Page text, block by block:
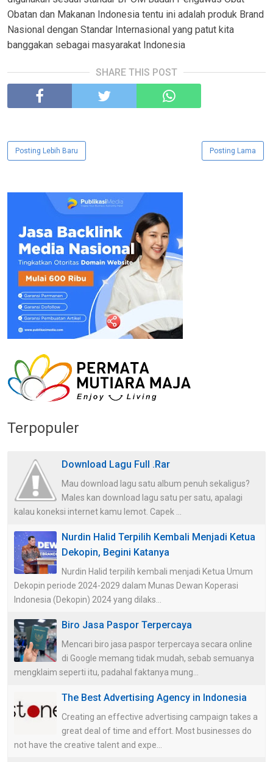
Obatan dan Makanan Indonesia tentu ini adalah produk Brand
Nasional dengan Standar Internasional yang patut kita
banggakan sebagai masyarakat Indonesia
SHARE THIS POST
Posting Lebih Baru Posting Lama
Terpopuler
Download Lagu Full .Rar
Mau download lagu satu album penuh sekaligus?
Males kan download lagu satu per satu, apalagi
kalau koneksi internet kamu lemot. Capek ...
Nurdin Halid Terpilih Kembali Menjadi Ketua
Dekopin, Begini Katanya
Nurdin Halid terpilih kembali menjadi Ketua Umum
Dekopin periode 2024-2029 dalam Munas Dewan Koperasi
Indonesia (Dekopin) 2024 yang dilaks...
Biro Jasa Paspor Terpercaya
Mencari biro jasa paspor terpercaya secara online
di Google memang tidak mudah, sebab semuanya
mengklaim seperti itu, padahal faktanya mung...
The Best Advertising Agency in Indonesia
Creating an effective advertising campaign takes a
great deal of time and effort. Most businesses do
not have the creative talent and expe...